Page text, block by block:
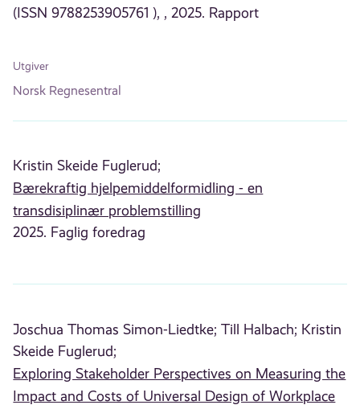
(ISSN 9788253905761 ), , 2025. Rapport
Utgiver
Norsk Regnesentral
Kristin Skeide Fuglerud;
Bærekraftig hjelpemiddelformidling - en
transdisiplinær problemstilling
2025. Faglig foredrag
Joschua Thomas Simon-Liedtke; Till Halbach; Kristin
Skeide Fuglerud;
Exploring Stakeholder Perspectives on Measuring the
Impact and Costs of Universal Design of Workplace